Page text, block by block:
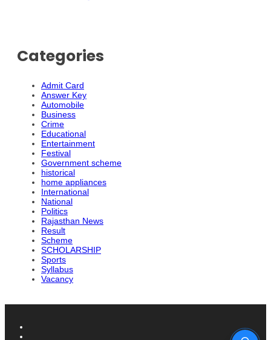
Categories
Admit Card
Answer Key
Automobile
Business
Crime
Educational
Entertainment
Festival
Government scheme
historical
home appliances
International
National
Politics
Rajasthan News
Result
Scheme
SCHOLARSHIP
Sports
Syllabus
Vacancy